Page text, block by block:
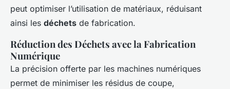
peut optimiser l’utilisation de matériaux, réduisant
ainsi les déchets de fabrication.
Réduction des Déchets avec la Fabrication
Numérique
La précision offerte par les machines numériques
permet de minimiser les résidus de coupe,